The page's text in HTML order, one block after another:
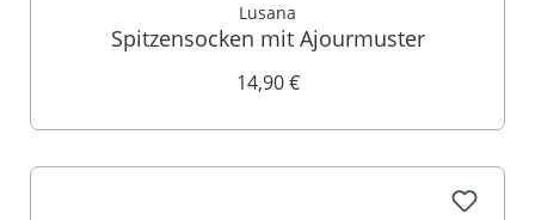
Lusana
Spitzensocken mit Ajourmuster
14,90 €